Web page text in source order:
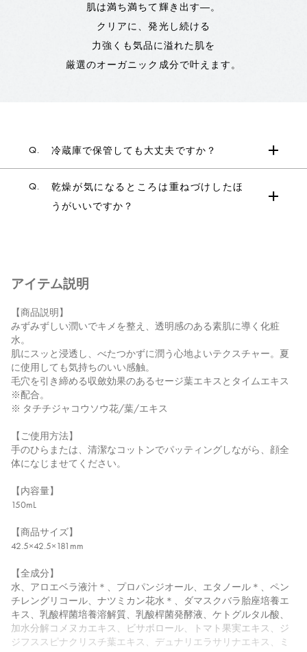
肌は満ち満ちて輝き出す―。
クリアに、発光し続ける
力強くも気品に溢れた肌を
厳選のオーガニック成分で叶えます。
Q. 冷蔵庫で保管しても大丈夫ですか？
Q.
乾燥が気になるところは重ねづけしたほ
うがいいですか？
アイテム説明
【商品説明】
みずみずしい潤いでキメを整え、透明感のある素肌に導く化粧
水。
肌にスッと浸透し、べたつかずに潤う心地よいテクスチャー。夏
に使用しても気持ちのいい感触。
毛穴を引き締める収斂効果のあるセージ葉エキスとタイムエキス
※配合。
※ タチチジャコウソウ花/葉/エキス
【ご使用方法】
手のひらまたは、清潔なコットンでパッティングしながら、顔全
体になじませてください。
【内容量】
150mL
【商品サイズ】
42.5×42.5×181mm
【全成分】
水、アロエベラ液汁＊、プロパンジオール、エタノール＊、ペン
チレングリコール、ナツミカン花水＊、ダマスクバラ胎座培養エ
キス、乳酸桿菌培養溶解質、乳酸桿菌発酵液、ケトグルタル酸、
加水分解コメヌカエキス、ビサボロール、トマト果実エキス、ジ
ジフススピナクリスチ葉エキス、デュナリエラサリナエキス、ミ